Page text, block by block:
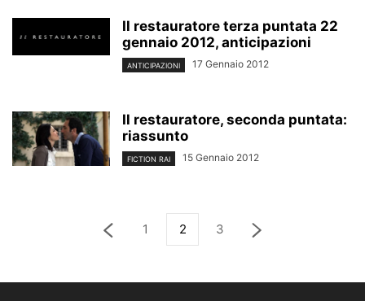
Il restauratore terza puntata 22
gennaio 2012, anticipazioni
ANTICIPAZIONI 17 Gennaio 2012
Il restauratore, seconda puntata:
riassunto
FICTION RAI 15 Gennaio 2012
1 2 3